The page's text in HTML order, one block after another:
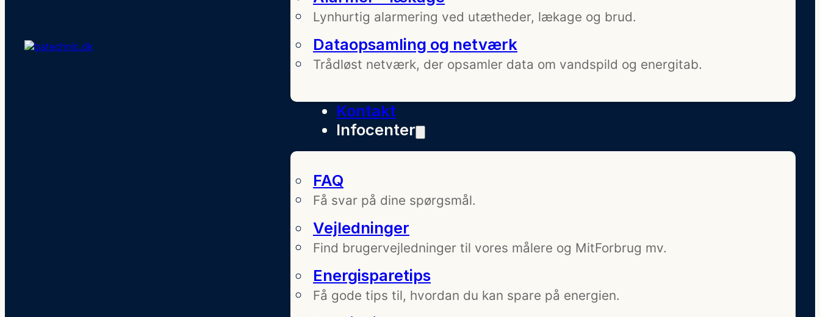
Lynhurtig alarmering ved utætheder, lækage og brud.
Dataopsamling og netværk
Trådløst netværk, der opsamler data om vandspild og energitab.
Kontakt
Infocenter
FAQ
Få svar på dine spørgsmål.
Vejledninger
Find brugervejledninger til vores målere og MitForbrug mv.
Energisparetips
Få gode tips til, hvordan du kan spare på energien.